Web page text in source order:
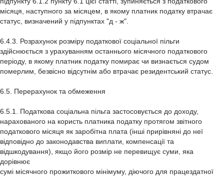
місяця, наступного за місяцем, в якому платник податку втрачає
статус, визначений у підпунктах "д - ж".
6.4.3. Розрахунок розміру податкової соціальної пільги
здійснюється з урахуванням останнього місячного податкового
періоду, в якому платник податку помирає чи визнається судом
померлим, безвісно відсутнім або втрачає резидентський статус.
6.5. Перерахунок та обмеження
6.5.1. Податкова соціальна пільга застосовується до доходу,
нарахованого на користь платника податку протягом звітного
податкового місяця як заробітна плата (інші прирівняні до неї
відповідно до законодавства виплати, компенсації та
відшкодування), якщо його розмір не перевищує суми, яка
дорівнює
сумі місячного прожиткового мінімуму, діючого для працездатної